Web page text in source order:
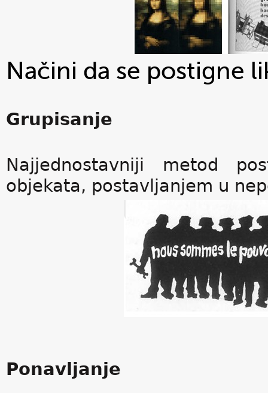
Načini da se postigne
Grupisanje
Najjednostavniji metod
objekata, postavljanjem u
Ponavljanje